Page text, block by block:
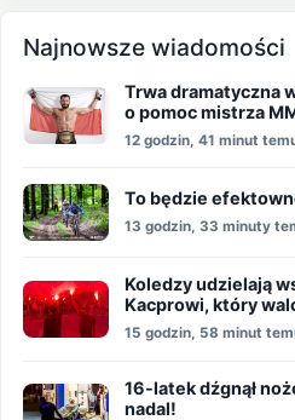
Najnowsze wiadomości
Trwa dramatyczna
o pomoc mistrza
12 godzin, 41 minut
To będzie
13 godzin, 33 minuty
Koledzy udzielają
Kacprowi, który
nożownika!
15 godzin, 58 minut
16-latek dźgnął
nadal!